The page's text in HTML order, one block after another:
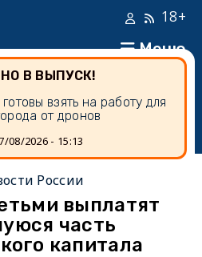
Меню
18+
В ВЫПУСК!
взять на работу для
от дронов
08/2026 - 15:13
России
выплатят
часть
капитала